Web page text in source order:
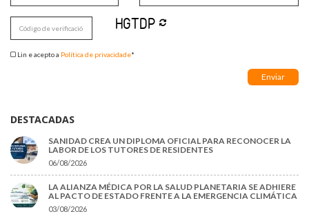
Lin e acepto a Política de privacidade*
DESTACADAS
SANIDAD CREA UN DIPLOMA OFICIAL PARA RECONOCER LA
LABOR DE LOS TUTORES DE RESIDENTES
06/08/2026
LA ALIANZA MÉDICA POR LA SALUD PLANETARIA SE ADHIERE
AL PACTO DE ESTADO FRENTE A LA EMERGENCIA CLIMÁTICA
03/08/2026